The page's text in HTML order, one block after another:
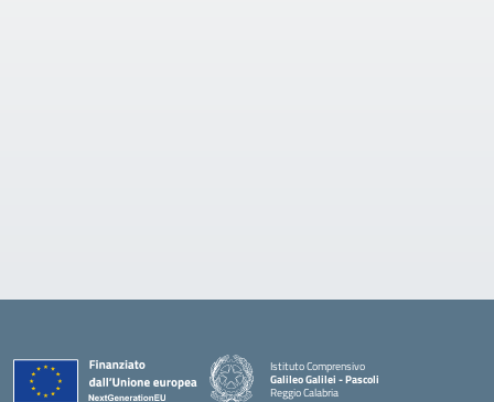
Istituto Comprensivo
Galileo Galilei - Pascoli
Reggio Calabria